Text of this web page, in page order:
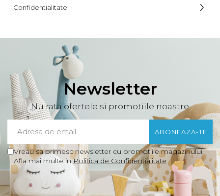
Confidentialitate
Newsletter
Nu rata ofertele si promotiile noastre
Vreau sa primesc newsletter cu promotiile magazinului.
Afla mai multe inPolitica de Confidentialitate